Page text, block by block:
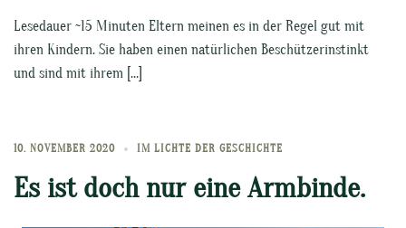
Lesedauer ~15 Minuten Eltern meinen es in der Regel gut mit
ihren Kindern. Sie haben einen natürlichen Beschützerinstinkt
und sind mit ihrem […]
10. NOVEMBER 2020 IM LICHTE DER GESCHICHTE
Es ist doch nur eine Armbinde.